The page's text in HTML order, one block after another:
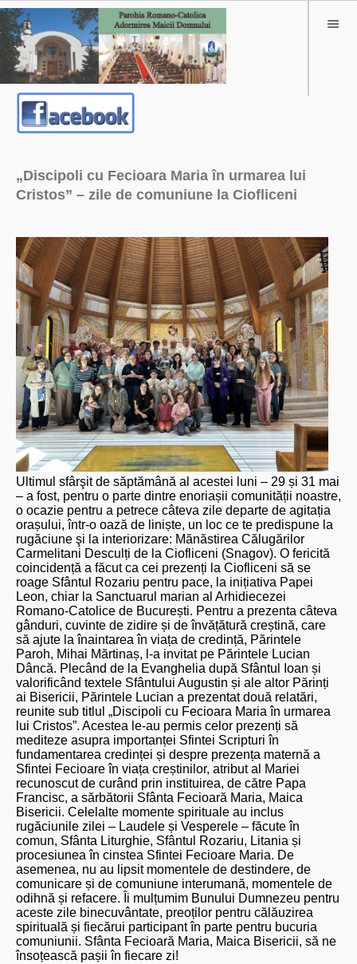
„Discipoli cu Fecioara Maria în urmarea lui
Cristos” – zile de comuniune la Ciofliceni
Ultimul sfârşit de săptămână al acestei luni – 29 și 31 mai
– a fost, pentru o parte dintre enoriașii comunității noastre,
o ocazie pentru a petrece câteva zile departe de agitația
orașului, într-o oază de liniște, un loc ce te predispune la
rugăciune şi la interiorizare: Mănăstirea Călugărilor
Carmelitani Desculți de la Ciofliceni (Snagov). O fericită
coincidență a făcut ca cei prezenți la Ciofliceni să se
roage Sfântul Rozariu pentru pace, la inițiativa Papei
Leon, chiar la Sanctuarul marian al Arhidiecezei
Romano-Catolice de București. Pentru a prezenta câteva
gânduri, cuvinte de zidire și de învățătură creștină, care
să ajute la înaintarea în viața de credință, Părintele
Paroh, Mihai Mărtinaș, l-a invitat pe Părintele Lucian
Dâncă. Plecând de la Evanghelia după Sfântul Ioan și
valorificând textele Sfântului Augustin și ale altor Părinți
ai Bisericii, Părintele Lucian a prezentat două relatări,
reunite sub titlul „Discipoli cu Fecioara Maria în urmarea
lui Cristos”. Acestea le-au permis celor prezenți să
mediteze asupra importanței Sfintei Scripturi în
fundamentarea credinței și despre prezența maternă a
Sfintei Fecioare în viața creștinilor, atribut al Mariei
recunoscut de curând prin instituirea, de către Papa
Francisc, a sărbătorii Sfânta Fecioară Maria, Maica
Bisericii. Celelalte momente spirituale au inclus
rugăciunile zilei – Laudele și Vesperele – făcute în
comun, Sfânta Liturghie, Sfântul Rozariu, Litania și
procesiunea în cinstea Sfintei Fecioare Maria. De
asemenea, nu au lipsit momentele de destindere, de
comunicare și de comuniune interumană, momentele de
odihnă și refacere. Îi mulțumim Bunului Dumnezeu pentru
aceste zile binecuvântate, preoților pentru călăuzirea
spirituală și fiecărui participant în parte pentru bucuria
comuniunii. Sfânta Fecioară Maria, Maica Bisericii, să ne
însoțească pașii în fiecare zi!